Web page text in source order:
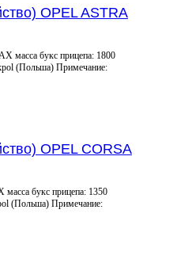
OPEL ASTRA
масса букс прицепа: 1800
(Польша) Примечание:
OPEL CORSA
букс прицепа: 1350
(Польша) Примечание: